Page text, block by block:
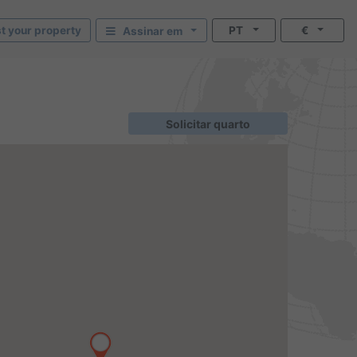
your property Assinar em PT €
Solicitar quarto